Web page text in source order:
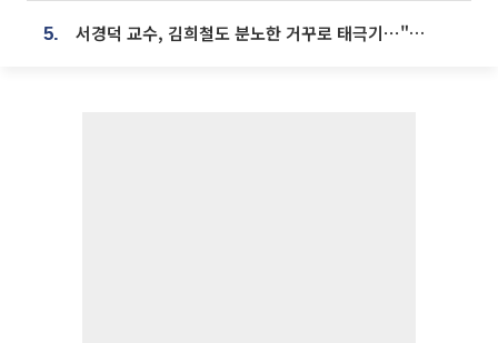
5. 서경덕 교수, 김희철도 분노한 거꾸로 태극기⋯"엉터리는 아냐, 아쉬울 뿐"